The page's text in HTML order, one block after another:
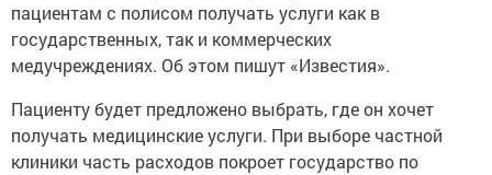
пациентам с полисом получать услуги как в
государственных, так и коммерческих
медучреждениях. Об этом пишут «Известия».
Пациенту будет предложено выбрать, где он хочет
получать медицинские услуги. При выборе частной
клиники часть расходов покроет государство по